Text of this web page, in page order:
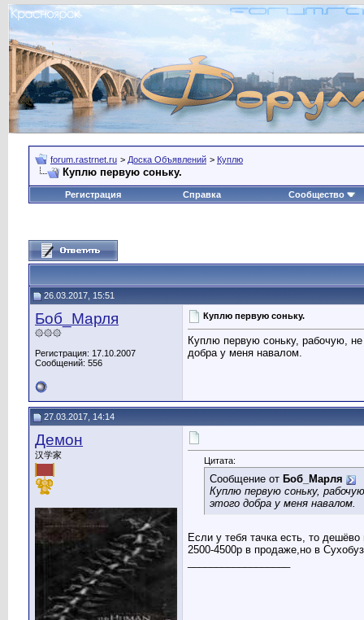
forum.rastrnet.ru > Доска Объявлений > Куплю
Куплю первую соньку.
Регистрация Справка Сообщество
26.03.2017, 15:51
Боб_Марля
۞۞۞
Регистрация: 17.10.2007
Сообщений: 556
Куплю первую соньку.
Куплю первую соньку, рабочую,
добра у меня навалом.
27.03.2017, 14:14
Демон
汉学家
Цитата:
Сообщение от Боб_Марля
Куплю первую соньку,
этого добра у меня навалом.
Если у тебя тачка есть, то
2500-4500р в продаже,но в